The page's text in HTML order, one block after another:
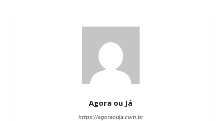
Agora ou Já
https://agoraouja.com.br